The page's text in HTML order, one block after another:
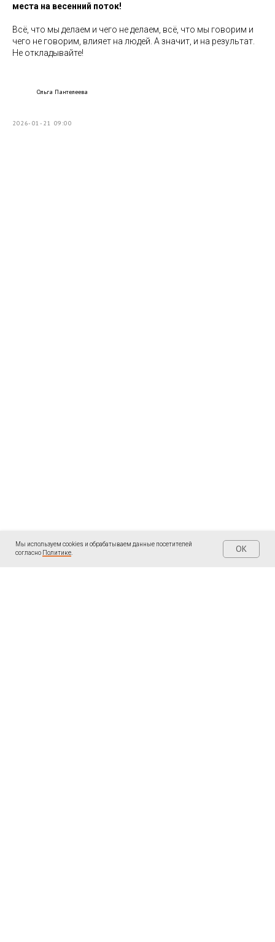
места на весенний поток!
Всё, что мы делаем и чего не делаем, всё, что мы говорим и
чего не говорим, влияет на людей. А значит, и на результат.
Не откладывайте!
Ольга Пантелеева
2026-01-21 09:00
Мы используем cookies и обрабатываем данные посетителей
согласно Политике. OK